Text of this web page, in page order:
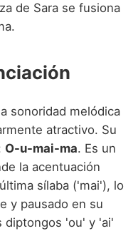
de Sara se fusiona
sonoridad melódica
atractivo. Su
O-u-mai-ma. Es un
la acentuación
sílaba ('mai'), lo
y pausado en su
diptongos 'ou' y 'ai'